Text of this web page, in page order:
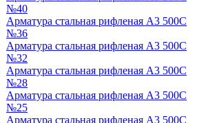
№40
Арматура стальная рифленая А3 500С
№36
Арматура стальная рифленая А3 500С
№32
Арматура стальная рифленая А3 500С
№28
Арматура стальная рифленая А3 500С
№25
Арматура стальная рифленая А3 500С